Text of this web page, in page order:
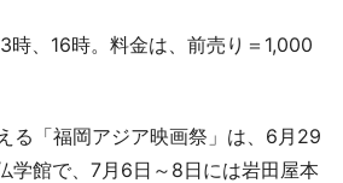
時、16時。料金は、前売り＝1,000
る「福岡アジア映画祭」は、6月29
学館で、7月6日～8日には岩田屋本